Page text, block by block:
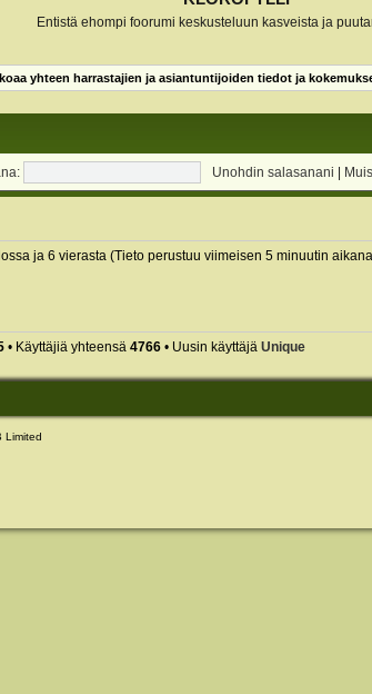
Entistä ehompi foorumi keskusteluun kasveista ja
yhteen harrastajien ja asiantuntijoiden tiedot ja
Unohdin salasanani |
ja 6 vierasta (Tieto perustuu viimeisen 5 minuutin
• Käyttäjiä yhteensä 4766• Uusin käyttäjä Unique
Limited